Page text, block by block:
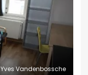
Yves Vandenbossche